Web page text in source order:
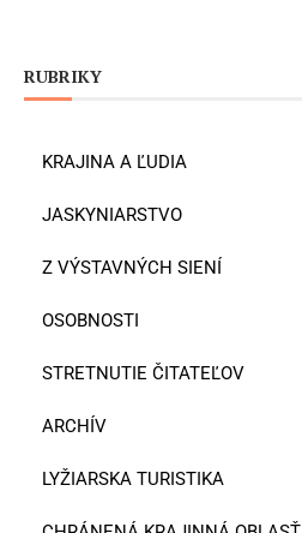
RUBRIKY
KRAJINA A ĽUDIA
JASKYNIARSTVO
Z VÝSTAVNÝCH SIENÍ
OSOBNOSTI
STRETNUTIE ČITATEĽOV
ARCHÍV
LYŽIARSKA TURISTIKA